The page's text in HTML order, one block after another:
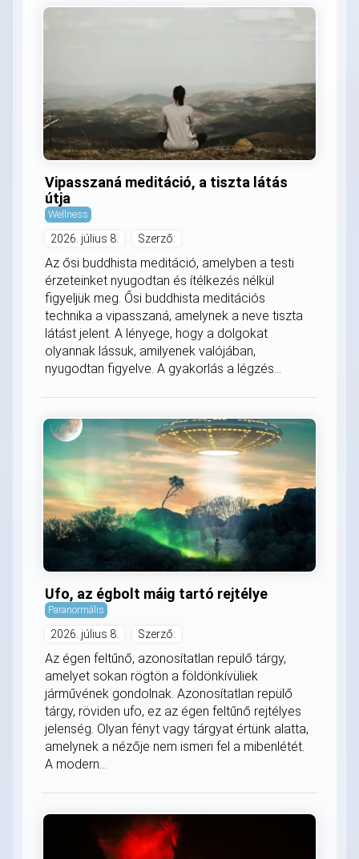
Vipasszaná meditáció, a tiszta látás
útja
Wellness
2026. július 8. Szerző:
Az ősi buddhista meditáció, amelyben a testi
érzeteinket nyugodtan és ítélkezés nélkül
figyeljük meg. Ősi buddhista meditációs
technika a vipasszaná, amelynek a neve tiszta
látást jelent. A lényege, hogy a dolgokat
olyannak lássuk, amilyenek valójában,
nyugodtan figyelve. A gyakorlás a légzés...
Ufo, az égbolt máig tartó rejtélye
Paranormális
2026. július 8. Szerző:
Az égen feltűnő, azonosítatlan repülő tárgy,
amelyet sokan rögtön a földönkívüliek
járművének gondolnak. Azonosítatlan repülő
tárgy, röviden ufo, ez az égen feltűnő rejtélyes
jelenség. Olyan fényt vagy tárgyat értünk alatta,
amelynek a nézője nem ismeri fel a mibenlétét.
A modern...